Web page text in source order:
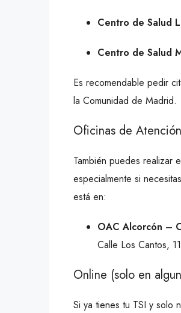
Centro de Salud
Centro de Salud
Es recomendable pedir
la Comunidad de Madrid.
Oficinas de
También puedes realizar
especialmente si
está en:
OAC Alcorcón –
Calle Los Cantos, 11
Online (solo en
Si ya tienes tu TSI y solo